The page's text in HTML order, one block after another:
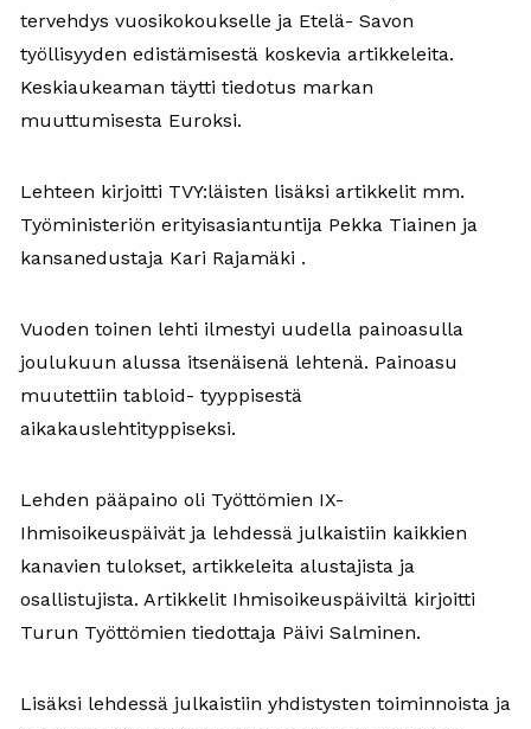
tervehdys vuosikokoukselle ja Etelä- Savon
työllisyyden edistämisestä koskevia artikkeleita.
Keskiaukeaman täytti tiedotus markan
muuttumisesta Euroksi.
Lehteen kirjoitti TVY:läisten lisäksi artikkelit mm.
Työministeriön erityisasiantuntija Pekka Tiainen ja
kansanedustaja Kari Rajamäki .
Vuoden toinen lehti ilmestyi uudella painoasulla
joulukuun alussa itsenäisenä lehtenä. Painoasu
muutettiin tabloid- tyyppisestä
aikakauslehtityppiseksi.
Lehden pääpaino oli Työttömien IX-
Ihmisoikeuspäivät ja lehdessä julkaistiin kaikkien
kanavien tulokset, artikkeleita alustajista ja
osallistujista. Artikkelit Ihmisoikeuspäiviltä kirjoitti
Turun Työttömien tiedottaja Päivi Salminen.
Lisäksi lehdessä julkaistiin yhdistysten toiminnoista ja